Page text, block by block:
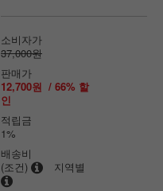
소비자가
37,000원
판매가
12,700원 / 66% 할
인
적립금
1%
배송비
(조건)
지역별